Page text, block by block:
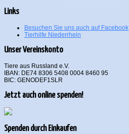
Links
Besuchen Sie uns auch auf Facebook
Tierhilfe Niederrhein
Unser Vereinskonto
Tiere aus Russland e.V.
IBAN: DE74 8306 5408 0004 8460 95
BIC: GENODEF1SLR
Jetzt auch online spenden!
Spenden durch Einkaufen